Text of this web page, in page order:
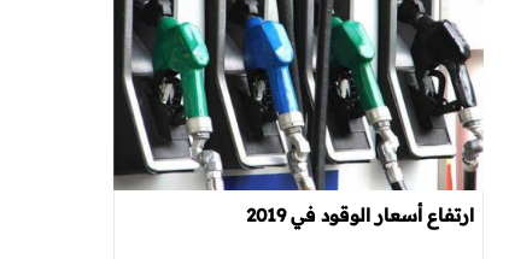
ارتفاع أسعار الوقود في 2019